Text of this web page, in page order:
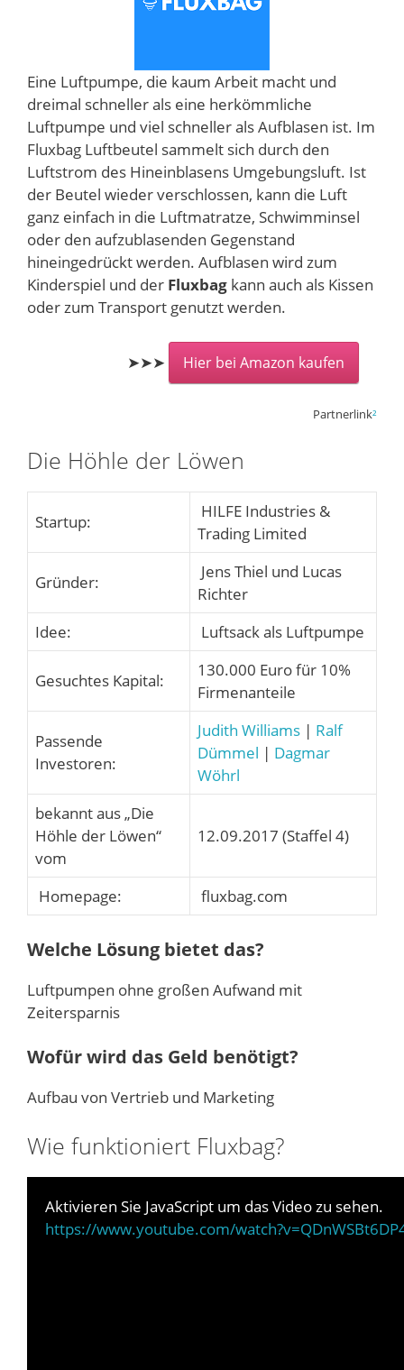
Eine Luftpumpe, die kaum Arbeit macht und
dreimal schneller als eine herkömmliche
Luftpumpe und viel schneller als Aufblasen ist. Im
Fluxbag Luftbeutel sammelt sich durch den
Luftstrom des Hineinblasens Umgebungsluft. Ist
der Beutel wieder verschlossen, kann die Luft
ganz einfach in die Luftmatratze, Schwimminsel
oder den aufzublasenden Gegenstand
hineingedrückt werden. Aufblasen wird zum
Kinderspiel und der Fluxbag kann auch als Kissen
oder zum Transport genutzt werden.
➤➤➤ Hier bei Amazon kaufen
Partnerlink²
Die Höhle der Löwen
Startup:
HILFE Industries &
Trading Limited
Gründer:
Jens Thiel und Lucas
Richter
Idee:
Luftsack als Luftpumpe
Gesuchtes Kapital:
130.000 Euro für 10%
Firmenanteile
Passende
Investoren:
Judith Williams | Ralf
Dümmel | Dagmar
Wöhrl
bekannt aus „Die
Höhle der Löwen“
vom
12.09.2017 (Staffel 4)
Homepage: fluxbag.com
Welche Lösung bietet das?
Luftpumpen ohne großen Aufwand mit
Zeitersparnis
Wofür wird das Geld benötigt?
Aufbau von Vertrieb und Marketing
Wie funktioniert Fluxbag?
Aktivieren Sie JavaScript um das Video zu sehen.
https://www.youtube.com/